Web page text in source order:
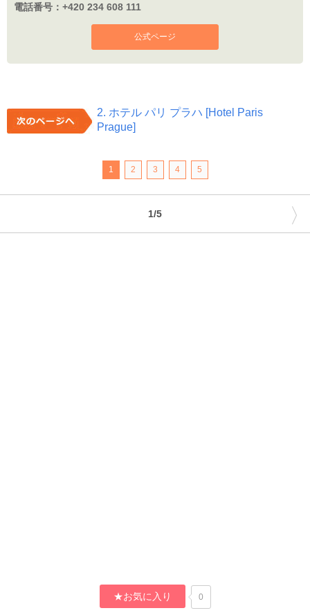
電話番号： +420 234 608 111
公式ページ
2. ホテル パリ プラハ [Hotel Paris
Prague]
1 2 3 4 5
1/5 〉
★お気に入り 0